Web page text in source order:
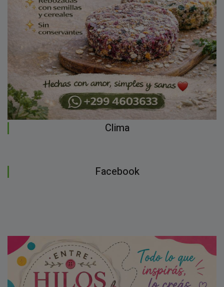
Clima
Facebook